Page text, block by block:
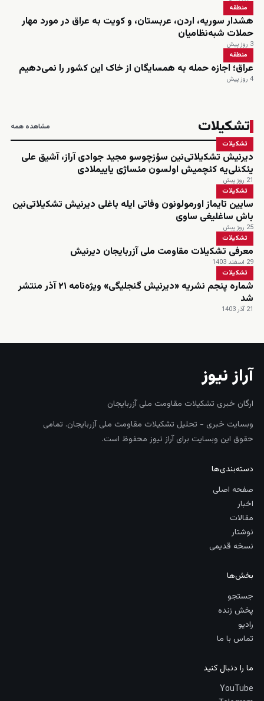
منطقه
هشدار سوریه، اردن، عربستان، و کویت به عراق در مورد مهار
حملات شبه‌نظامیان
3 روز پیش
منطقه
عراق؛ اجازه حمله به همسایگان از خاک این کشور را نمی‌دهیم
4 روز پیش
تشکیلات مشاهده همه
تشکیلات
دیرنیش تشکیلاتی‌نین سؤزچوسو مجید جوادی آراز، آشیق علی
یئکنلی‌یه کئچمیش اولسون مئساژی یاییملادی
21 روز پیش
تشکیلات
سایین تایماز اورمولونون وفاتی ایله باغلی دیرنیش تشکیلاتی‌نین
باش ساغلیغی ساوی
25 روز پیش
تشکیلات
معرفی تشکیلات مقاومت ملی آزربایجان دیرنیش
29 اسفند 1403
تشکیلات
شماره پنجم نشریه «دیرنیش گنجلیگی» ویژه‌نامه ۲۱ آذر منتشر
شد
21 آذر 1403
آراز نیوز
ارگان خبری تشکیلات مقاومت ملی آزربایجان
وبسایت خبری - تحلیل تشکیلات مقاومت ملی آزربایجان. تمامی
حقوق این وبسایت برای آراز نیوز محفوظ است.
دسته‌بندی‌ها
صفحه اصلی
اخبار
مقالات
نوشتار
نسخه قدیمی
بخش‌ها
جستجو
پخش زنده
رادیو
تماس با ما
ما را دنبال کنید
YouTube